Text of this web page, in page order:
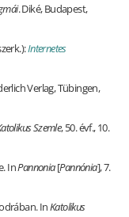
. Diké, Budapest,
Internetes
Verlag, Tübingen,
Szemle, 50. évf., 10.
InPannonia[Pannónia], 7.
InKatolikus